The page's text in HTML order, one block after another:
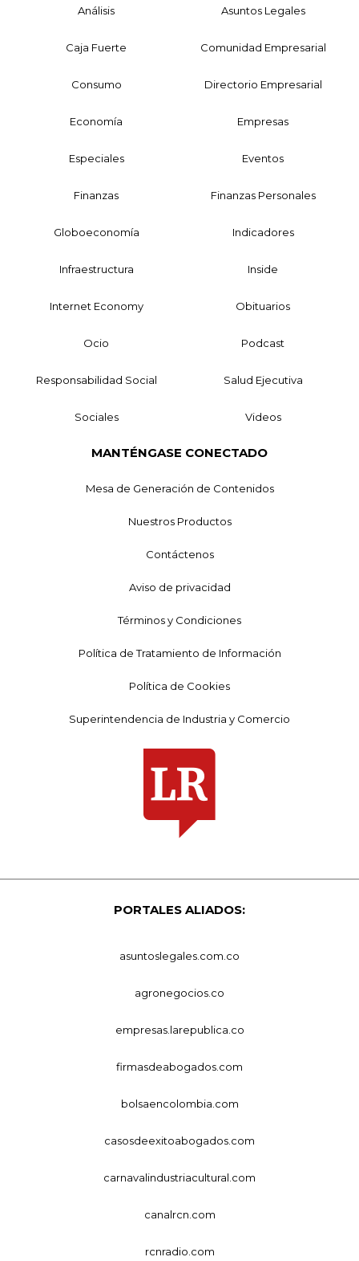
Análisis Asuntos Legales
Caja Fuerte Comunidad Empresarial
Consumo Directorio Empresarial
Economía Empresas
Especiales Eventos
Finanzas Finanzas Personales
Globoeconomía Indicadores
Infraestructura Inside
Internet Economy Obituarios
Ocio Podcast
Responsabilidad Social Salud Ejecutiva
Sociales Videos
MANTÉNGASE CONECTADO
Mesa de Generación de Contenidos
Nuestros Productos
Contáctenos
Aviso de privacidad
Términos y Condiciones
Política de Tratamiento de Información
Política de Cookies
Superintendencia de Industria y Comercio
PORTALES ALIADOS:
asuntoslegales.com.co
agronegocios.co
empresas.larepublica.co
firmasdeabogados.com
bolsaencolombia.com
casosdeexitoabogados.com
carnavalindustriacultural.com
canalrcn.com
rcnradio.com